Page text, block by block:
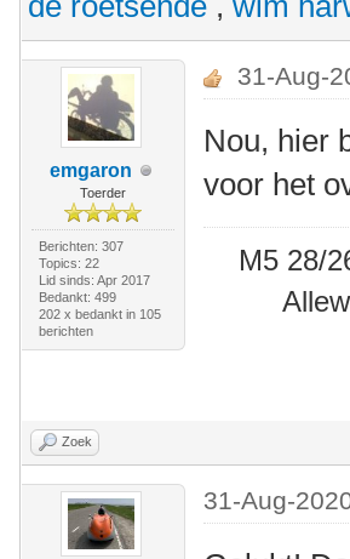
emgaron
Toerder
Berichten: 307
Topics: 22
Lid sinds: Apr 2017
Bedankt: 499
202 x bedankt in 105
berichten
31-Aug-
Nou, hier
voor het
M5 28/
Zoek
31-Aug-